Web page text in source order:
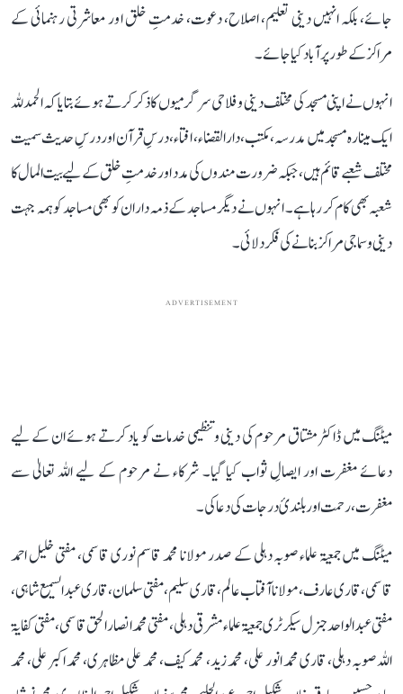
جائے، بلکہ انہیں دینی تعلیم، اصلاح، دعوت، خدمتِ خلق اور معاشرتی رہنمائی کے
مراکز کے طور پر آباد کیا جائے۔
انہوں نے اپنی مسجد کی مختلف دینی و فلاحی سرگرمیوں کا ذکر کرتے ہوئے بتایا کہ الحمدللہ
ایک مینارہ مسجد میں مدرسہ، مکتب، دارالقضاء، افتاء، درسِ قرآن اور درسِ حدیث سمیت
مختلف شعبے قائم ہیں، جبکہ ضرورت مندوں کی مدد اور خدمتِ خلق کے لیے بیت المال کا
شعبہ بھی کام کر رہا ہے۔ انہوں نے دیگر مساجد کے ذمہ داران کو بھی مساجد کو ہمہ جہت
دینی و سماجی مراکز بنانے کی فکر دلائی۔
ADVERTISEMENT
میٹنگ میں ڈاکٹر مشتاق مرحوم کی دینی و تنظیمی خدمات کو یاد کرتے ہوئے ان کے لیے
دعائے مغفرت اور ایصالِ ثواب کیا گیا۔ شرکاء نے مرحوم کے لیے اللہ تعالیٰ سے
مغفرت، رحمت اور بلندیٔ درجات کی دعا کی۔
میٹنگ میں جمعیۃ علماء صوبہ دہلی کے صدر مولانا محمد قاسم نوری قاسمی، مفتی خلیل احمد
قاسمی، قاری عارف، مولانا آفتاب عالم، قاری سلیم، مفتی سلمان ، قاری عبدالسمیع شاہی ،
مفتی عبد الواحد جنرل سیکرٹری جمعیۃ علماء مشرقی دہلی، مفتی محمد انصار الحق قاسمی ، مفتی کفایۃ
اللہ صوبہ دہلی، قاری محمد انور علی، محمد زید، محمد کیف، محمد علی مظاہری، محمد اکبر علی، محمد